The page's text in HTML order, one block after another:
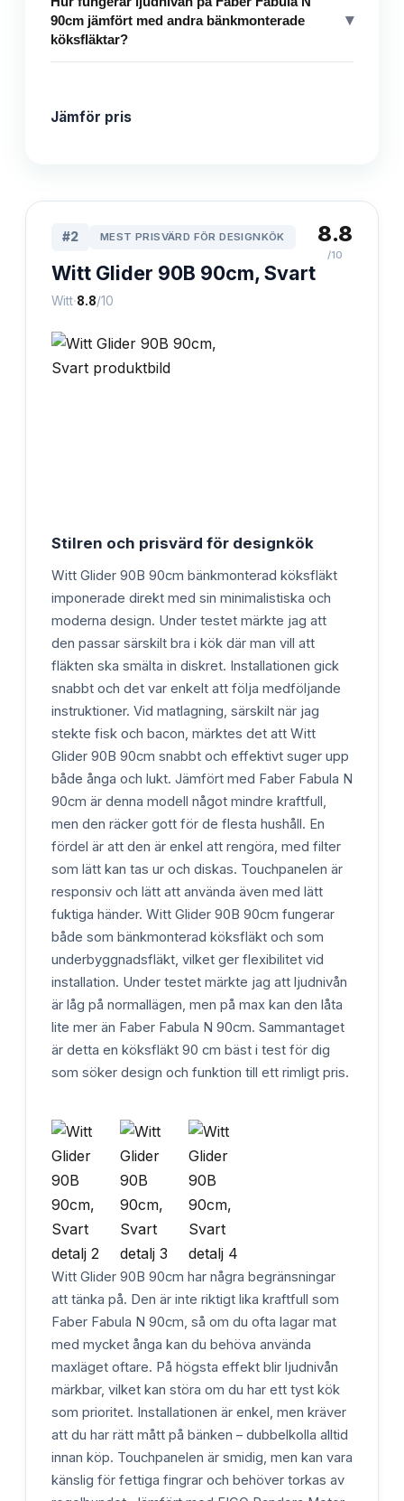
90cm jämfört med andra bänkmonterade
köksfläktar?
▾
Jämför pris
#2 MEST PRISVÄRD FÖR DESIGNKÖK
Witt Glider 90B 90cm, Svart
Witt·8.8/10
8.8
/10
Stilren och prisvärd för designkök
Witt Glider 90B 90cm bänkmonterad köksfläkt
imponerade direkt med sin minimalistiska och
moderna design. Under testet märkte jag att
den passar särskilt bra i kök där man vill att
fläkten ska smälta in diskret. Installationen gick
snabbt och det var enkelt att följa medföljande
instruktioner. Vid matlagning, särskilt när jag
stekte fisk och bacon, märktes det att Witt
Glider 90B 90cm snabbt och effektivt suger upp
både ånga och lukt. Jämfört med Faber Fabula N
90cm är denna modell något mindre kraftfull,
men den räcker gott för de flesta hushåll. En
fördel är att den är enkel att rengöra, med filter
som lätt kan tas ur och diskas. Touchpanelen är
responsiv och lätt att använda även med lätt
fuktiga händer. Witt Glider 90B 90cm fungerar
både som bänkmonterad köksfläkt och som
underbyggnadsfläkt, vilket ger flexibilitet vid
installation. Under testet märkte jag att ljudnivån
är låg på normallägen, men på max kan den låta
lite mer än Faber Fabula N 90cm. Sammantaget
är detta en köksfläkt 90 cm bäst i test för dig
som söker design och funktion till ett rimligt pris.
Witt Glider 90B 90cm har några begränsningar
att tänka på. Den är inte riktigt lika kraftfull som
Faber Fabula N 90cm, så om du ofta lagar mat
med mycket ånga kan du behöva använda
maxläget oftare. På högsta effekt blir ljudnivån
märkbar, vilket kan störa om du har ett tyst kök
som prioritet. Installationen är enkel, men kräver
att du har rätt mått på bänken – dubbelkolla alltid
innan köp. Touchpanelen är smidig, men kan vara
känslig för fettiga fingrar och behöver torkas av